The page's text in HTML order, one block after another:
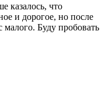
казалось, что
и дорогое, но после
малого. Буду пробовать